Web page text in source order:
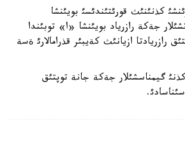
كذنئنئث قورئتئندئسئ بويئنشا
جةكة رازرياد بويئنشا «ا» توبئندا
رازريادتا ازيانئث كةيبئر قذرامالارئ ةسة
گيمناسشئلار جةكة جانة توپتئق